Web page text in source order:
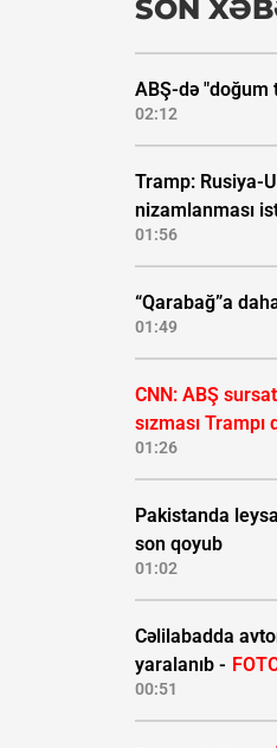
SON
ABŞ-də
02:12
Tramp: Rusiya-
nizamlanması
01:56
“Qarabağ”a
01:49
CNN: ABŞ
sızması
01:26
Pakistanda
son qoyub
01:02
Cəlilabadda
yaralanıb -
00:51